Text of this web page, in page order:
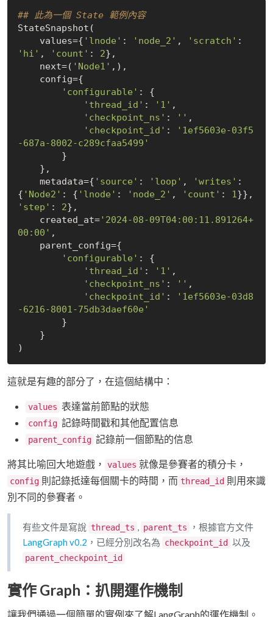
## 此為一個 State 範例內容
StateSnapshot(
    values={
'lnode' : 'node_2' , 'scratch'
'hi' , 'count' : 2},
    next=(
'Node1' ,),
'configurable' : {
'thread_id' : '1' ,
'checkpoint_ns' : '' ,
'checkpoint_id' :
'1ef5603e-03f5
-687a-8002-c289cfaa5499'
    metadata={
'source' : 'loop' , 'writes' :
{ 'Node2' : { 'lnode' : 'node_2' , 'count' : 1
'step' : 2},
    created_at=
'2024-08-09T04:00:11.891264+
00:00' ,
'configurable' : {
'thread_id' : '1' ,
'checkpoint_ns' : '' ,
'checkpoint_id' :
'1ef5603e-03d8
-6216-8001-75db3daef60e'
這就是有趣的部分了，在這個結構中：
values 表達當前節點的狀態
config 記錄時間戳和其他配置信息
parent_config 記錄前一個節點的信息
將其比喻回大地遊戲， values 就像是參賽者的積分卡，
config 則記錄抵達每個關卡的時間，而 thread_id 則用來識
別不同的參賽者。
有些文件是寫說 thread_ts , parent_ts
，根據官方文件
LangGraph v0.2 ，已經分別改名為 checkpoint_id 以及
parent_checkpoint_id
實作 Graph：扒開運作機制
讓我們通過一個簡單的實例來了解LangGraph的運作機制。